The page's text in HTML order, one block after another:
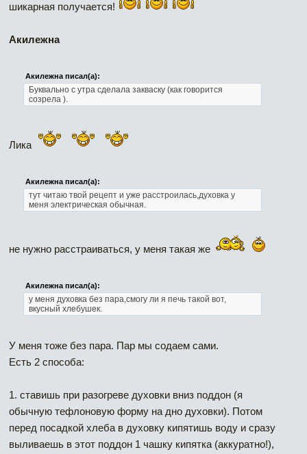
шикарная получается!
Акилежна
Акилежна писал(а):
Буквально с утра сделала закваску (как говорится
созрела ).
Лика
Акилежна писал(а):
тут читаю твой рецепт и уже расстроилась,духовка у
меня электрическая обычная.
не нужно расстраиваться, у меня такая же
Акилежна писал(а):
у меня духовка без пара,смогу ли я печь такой вот,
вкусный хлебушек.
У меня тоже без пара. Пар мы содаем сами.
Есть 2 способа:
1. ставишь при разогреве духовки вниз поддон (я
обычную тефлоновую форму на дно духовки). Потом
перед посадкой хлеба в духовку кипятишь воду и сразу
выливаешь в этот поддон 1 чашку кипятка (аккуратно!),